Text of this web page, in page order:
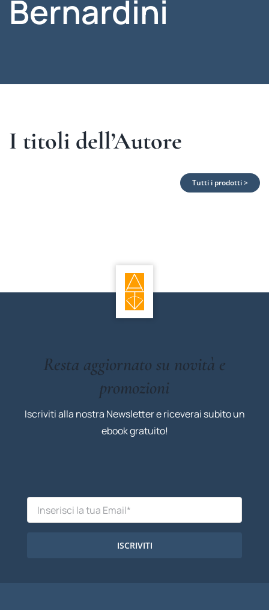
Bernardini
I titoli dell’Autore
Tutti i prodotti >
Resta aggiornato su novità e
promozioni
Iscriviti alla nostra Newsletter e riceverai subito un
ebook gratuito!
ISCRIVITI